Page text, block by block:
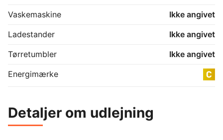
Vaskemaskine
Ikke angivet
Ladestander
Ikke angivet
Tørretumbler
Ikke angivet
Energimærke
Detaljer om udlejning